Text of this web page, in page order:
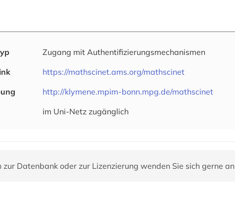
Zugang mit Authentifizierungsmechanismen
https://mathscinet.ams.org/mathscinet
http://klymene.mpim-bonn.mpg.de/mathscinet
im Uni-Netz zugänglich
zur Datenbank oder zur Lizenzierung wenden Sie sich gerne an